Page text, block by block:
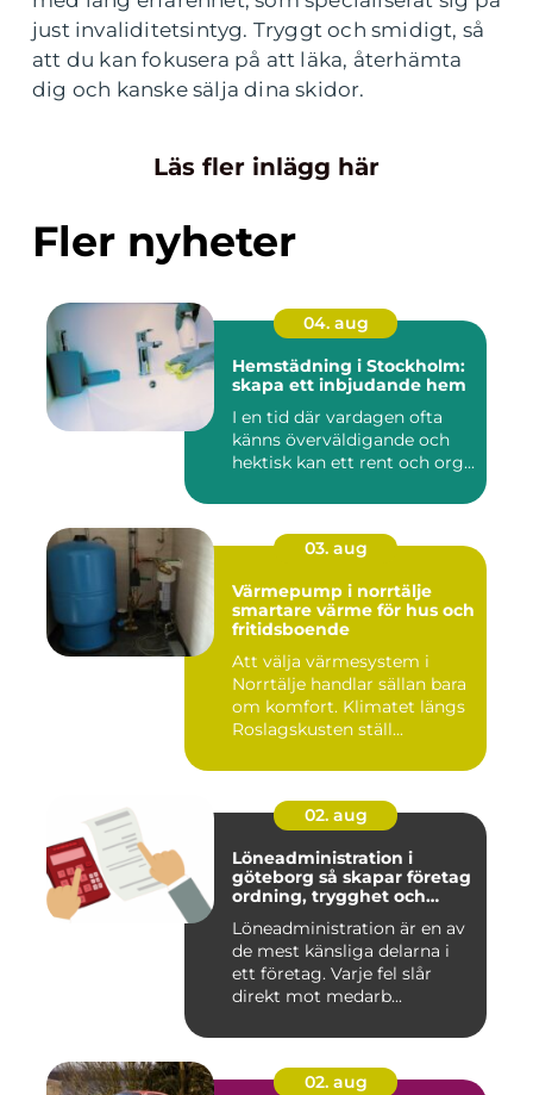
just invaliditetsintyg. Tryggt och smidigt, så
att du kan fokusera på att läka, återhämta
dig och kanske sälja dina skidor.
Läs fler inlägg här
Fler nyheter
04. aug
Hemstädning i Stockholm:
skapa ett inbjudande hem
I en tid där vardagen ofta
känns överväldigande och
hektisk kan ett rent och org...
03. aug
Värmepump i norrtälje
smartare värme för hus och
fritidsboende
Att välja värmesystem i
Norrtälje handlar sällan bara
om komfort. Klimatet längs
Roslagskusten ställ...
02. aug
Löneadministration i
göteborg så skapar företag
ordning, trygghet och
Löneadministration är en av
de mest känsliga delarna i
ett företag. Varje fel slår
direkt mot medarb...
02. aug